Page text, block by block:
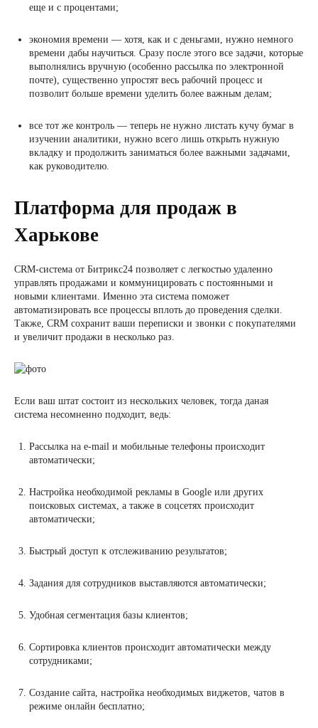
еще и с процентами;
экономия времени — хотя, как и с деньгами, нужно немного
времени дабы научиться. Сразу после этого все задачи, которые
выполнялись вручную (особенно рассылка по электронной
почте), существенно упростят весь рабочий процесс и
позволит больше времени уделить более важным делам;
все тот же контроль — теперь не нужно листать кучу бумаг в
изучении аналитики, нужно всего лишь открыть нужную
вкладку и продолжить заниматься более важными задачами,
как руководителю.
Платформа для продаж в
Харькове
CRM-система от Битрикс24 позволяет с легкостью удаленно
управлять продажами и коммуницировать с постоянными и
новыми клиентами. Именно эта система поможет
автоматизировать все процессы вплоть до проведения сделки.
Также, CRM сохранит ваши переписки и звонки с покупателями
и увеличит продажи в несколько раз.
Если ваш штат состоит из нескольких человек, тогда даная
система несомненно подходит, ведь:
Рассылка на e-mail и мобильные телефоны происходит
автоматически;
Настройка необходимой рекламы в Google или других
поисковых системах, а также в соцсетях происходит
автоматически;
Быстрый доступ к отслеживанию результатов;
Задания для сотрудников выставляются автоматически;
Удобная сегментация базы клиентов;
Сортировка клиентов происходит автоматически между
сотрудниками;
Создание сайта, настройка необходимых виджетов, чатов в
режиме онлайн бесплатно;